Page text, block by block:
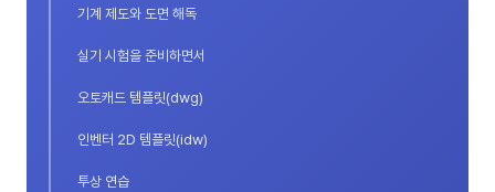
기계 제도와 도면 해독
실기 시험을 준비하면서
오토캐드 템플릿(dwg)
인벤터 2D 템플릿(idw)
투상 연습